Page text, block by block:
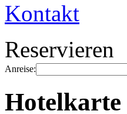
Kontakt
Reservieren
Anreise:
Hotelkarte